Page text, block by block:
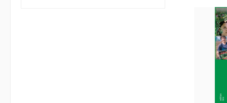
monde
d'un
viticulteur
parties